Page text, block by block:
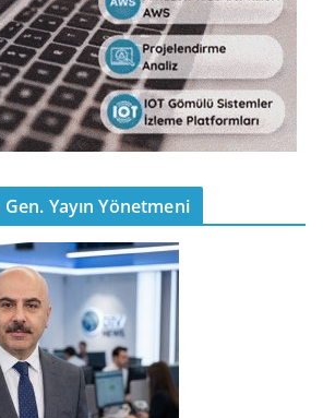
Yayın Yönetmeni